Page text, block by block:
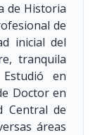
de Historia
de
inicial del
tranquila
en
Doctor en
Central de
áreas